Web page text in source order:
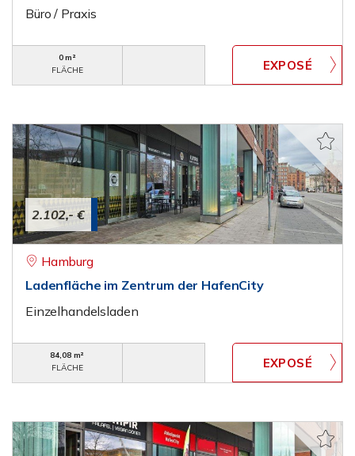
Büro / Praxis
0 m²
FLÄCHE
2.102,- €
Hamburg
Ladenfläche im Zentrum der HafenCity
Einzelhandelsladen
84,08 m²
FLÄCHE